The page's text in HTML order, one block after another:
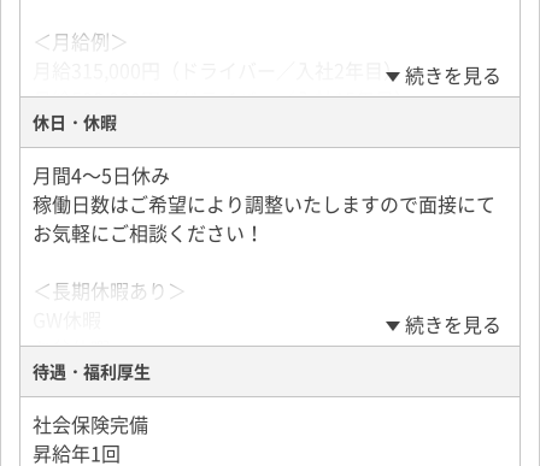
＜月給例＞
月給315,000円（ドライバー／入社2年目）
月給500,000円（ドライバー／入社15年目）
＜各種手当＞
皆勤手当
無遅刻手当
続きを見る
休日・休暇
月間4～5日休み
稼働日数はご希望により調整いたしますので面接にて
お気軽にご相談ください！
＜長期休暇あり＞
お盆休暇
年末年始休暇
有給休暇（消化率70％以上）
続きを見る
待遇・福利厚生
社会保険完備
昇給年1回